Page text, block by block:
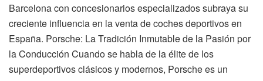
Barcelona con concesionarios especializados subraya su
creciente influencia en la venta de coches deportivos en
España. Porsche: La Tradición Inmutable de la Pasión por
la Conducción Cuando se habla de la élite de los
superdeportivos clásicos y modernos, Porsche es un